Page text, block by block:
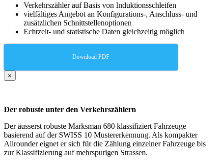
Verkehrszähler auf Basis von Induktionsschleifen
vielfältiges Angebot an Konfigurations-, Anschluss- und
zusätzlichen Schnittstellenoptionen
Echtzeit- und statistische Daten gleichzeitig möglich
Download PDF
×
Der robuste unter den Verkehrszählern
Der äusserst robuste Marksman 680 klassifiziert Fahrzeuge
basierend auf der SWISS 10 Mustererkennung. Als kompakter
Allrounder eignet er sich für die Zählung einzelner Fahrzeuge bis
zur Klassifizierung auf mehrspurigen Strassen.